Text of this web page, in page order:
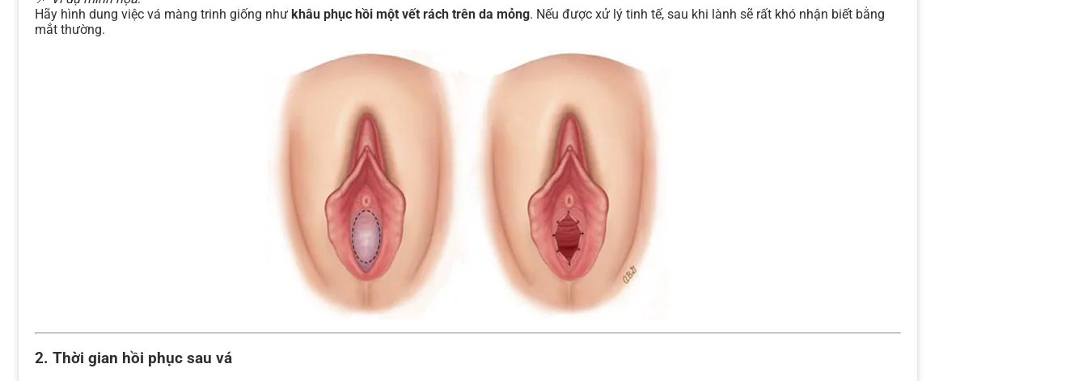
Hãy hình dung việc vá màng trinh giống như khâu phục hồi một vết rách trên da mỏng. Nếu được xử lý tinh tế, sau khi lành sẽ rất khó nhận biết bằng
mắt thường.
2. Thời gian hồi phục sau vá